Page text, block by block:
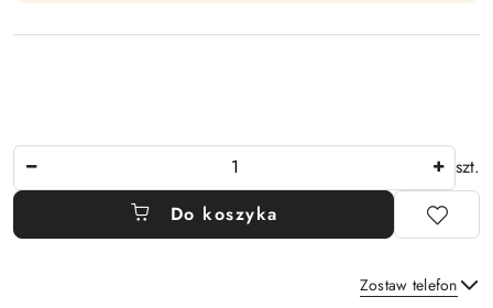
szt.
Do koszyka
Zostaw telefon